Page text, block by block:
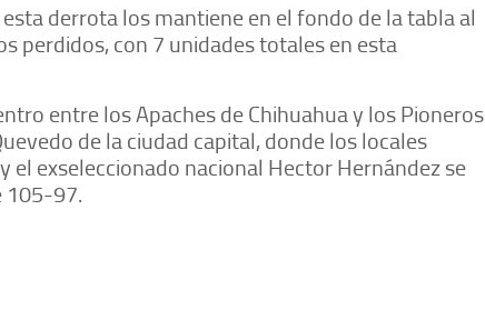
derrota los mantiene en el fondo de la tabla al
perdidos, con 7 unidades totales en esta
entre los Apaches de Chihuahua y los Pioneros
de la ciudad capital, donde los locales
el exseleccionado nacional Hector Hernández se
105-97.